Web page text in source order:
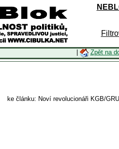
Zpět na
ke článku: Noví revolucionáři KGB/